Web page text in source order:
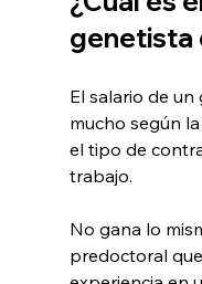
genetista
El salario de
mucho según
el tipo de
trabajo.
No gana lo
predoctoral